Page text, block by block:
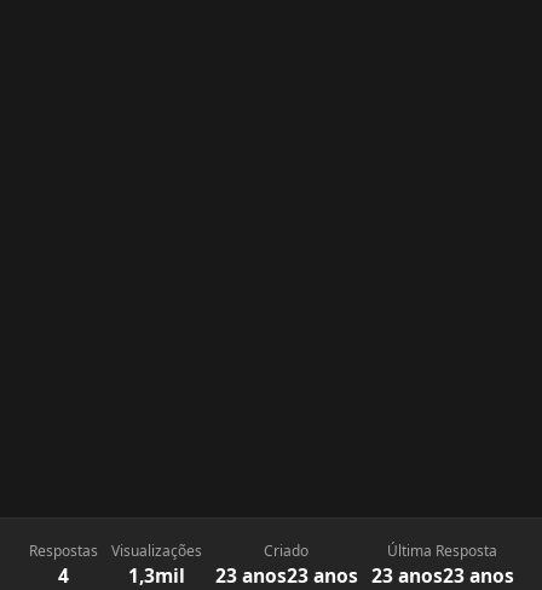
Respostas
4
Visualizações
1,3mil
Criado
23 anos23 anos
Última Resposta
23 anos23 anos